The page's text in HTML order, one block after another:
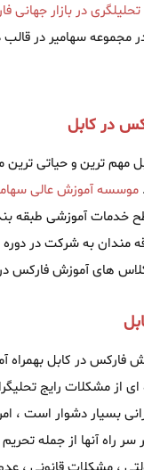
در بازار جهانی
سهامیر در قالب
در کابل
مهم ترین و حیاتی ترین
موسسه آموزش عالی
خدمات آموزشی طبقه
مندان به شرکت در دوره
های آموزش فارکس در
فارکس در کابل بهمراه
از مشکلات رایج
بسیار دشوار است ،
راه آنها از جمله تحریم